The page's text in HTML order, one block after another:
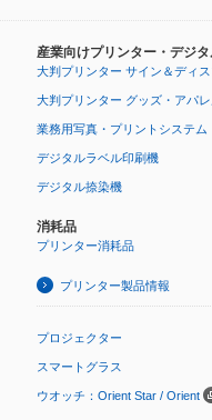
産業向けプリンター・デジ
大判プリンター サイン＆ディス
大判プリンター グッズ・アパ
業務用写真・プリントシステム
デジタルラベル印刷機
デジタル捺染機
消耗品
プリンター消耗品
プリンター製品情報
プロジェクター
スマートグラス
ウオッチ：Orient Star / Orient